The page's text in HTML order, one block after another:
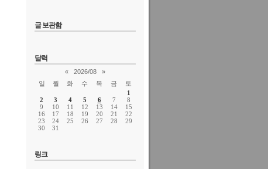
글 보관함
달력
« 2026/08
»
일
월 화 수 목 금
토
1
2
3 4 5 6 7
8
9
10 11 12 13 14
15
16
17 18 19 20 21
22
23
24 25 26 27 28
29
30
31
링크